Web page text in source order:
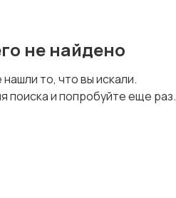
не найдено
то, что вы искали.
поиска и попробуйте еще раз.